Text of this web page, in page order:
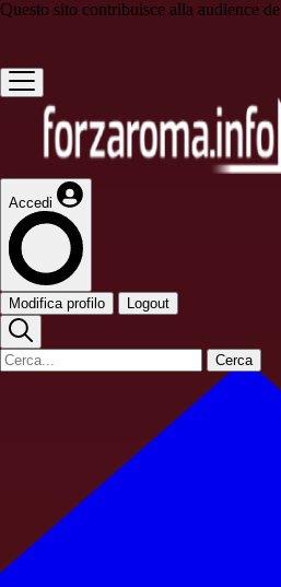
Questo sito contribuisce alla audience de
Accedi
Modifica profilo Logout
Cerca